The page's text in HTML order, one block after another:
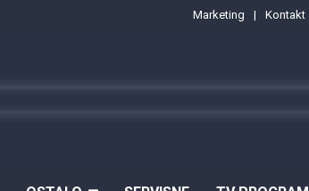
Marketing Kontakt